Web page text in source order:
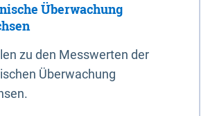
Überwachung
zu den Messwerten der
Überwachung